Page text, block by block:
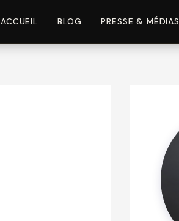
ACCUEIL BLOG PRESSE & MÉDIAS